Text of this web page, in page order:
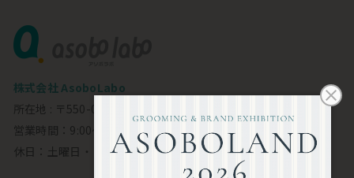
株式会社 AsoboLabo
所在地 : 〒550-0002 大阪市西区江戸堀1-23-11 6F
営業時間：9:00～18:00
休日：土曜日・日曜日・祝日